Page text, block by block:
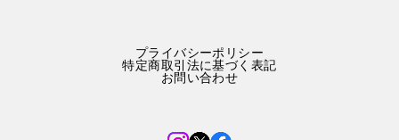
プライバシーポリシー
特定商取引法に基づく表記
お問い合わせ